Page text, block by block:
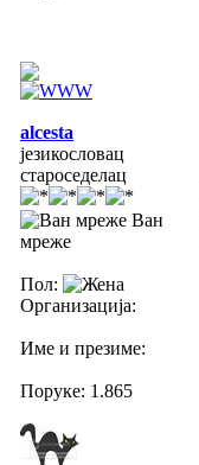
alcesta
језикословац
староседелац
Ван
мреже
Пол:
Организација:
Име и презиме:
Поруке: 1.865